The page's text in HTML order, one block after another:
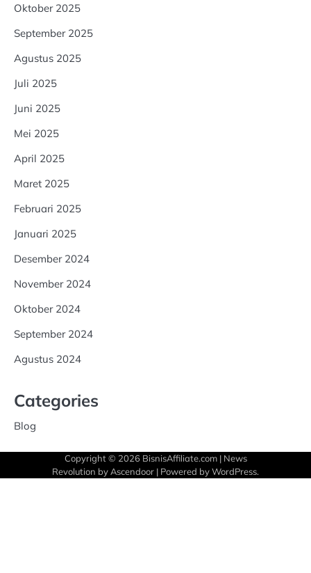
Oktober 2025
September 2025
Agustus 2025
Juli 2025
Juni 2025
Mei 2025
April 2025
Maret 2025
Februari 2025
Januari 2025
Desember 2024
November 2024
Oktober 2024
September 2024
Agustus 2024
Categories
Blog
Copyright © 2026 BisnisAffiliate.com| News
Revolution by Ascendoor | Powered byWordPress.